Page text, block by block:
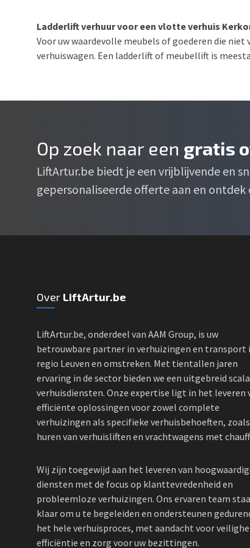
Ladderlift verhuur voor een vlotte verhuis
Voor uw waardevolle meubels of goederen die
verhuiswagen. Een ladderlift of meubellift is
Op zoek naar een gratis
LiftArtur.be biedt je een vrijblijvende en
gepersonaliseerde offerte aan en
Over LiftArtur.be
LiftArtur.be, onderdeel van AAM Group, is uw
betrouwbare partner in verhuizingen en transport
regio Leuven en omstreken. Met tientallen jaren
ervaring in de sector bieden we een uitgebreid
verhuisdiensten. Onze expertise ligt in het leveren
efficiënte oplossingen voor zowel complete
verhuizingen als specifieke verhuisbehoeften,
huren van verhuisliften en vrachtwagens met
Wij zijn toegewijd aan het leveren van
diensten met de focus op klanttevredenheid en
probleemloze verhuizingen. Ons ervaren team
klaar om u te begeleiden en ondersteunen
het hele verhuisproces, met aandacht voor
efficiëntie en zorg voor uw bezittingen.